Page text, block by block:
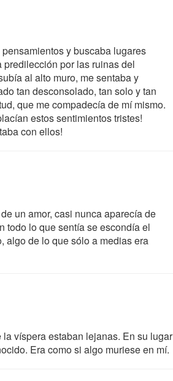
y buscaba lugares
predilección por las ruinas del
al alto muro, me sentaba y
tan desconsolado, tan solo y tan
que me compadecía de mí mismo.
estos sentimientos tristes!
con ellos!
un amor, casi nunca aparecía de
todo lo que sentía se escondía el
algo de lo que sólo a medias era
víspera estaban lejanas. En su lugar
Era como si algo muriese en mí.